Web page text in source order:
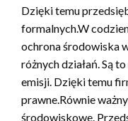
Dzięki temu
formalnych.W
ochrona środowiska
różnych działań. Są
emisji. Dzięki temu
prawne.Równie
środowiskowe.